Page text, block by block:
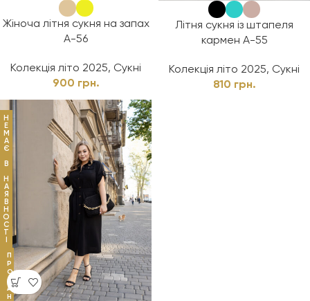
Жіноча літня сукня на запах
А-56
Колекція літо 2025, Сукні
900 грн.
Літня сукня із штапеля
кармен А-55
Колекція літо 2025, Сукні
810 грн.
Н
Е
М
А
Є
В
Н
А
Я
В
Н
О
С
Т
П
Р
О
Д
А
Н